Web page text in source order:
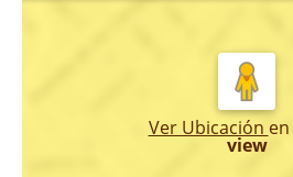
Ver Ubicación en
view